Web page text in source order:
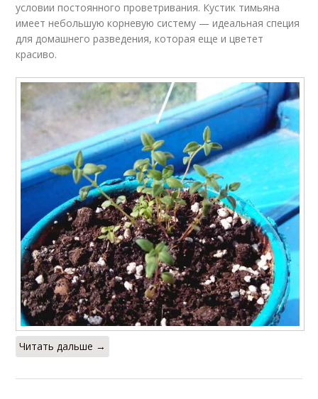
условии постоянного проветривания. Кустик тимьяна
имеет небольшую корневую систему — идеальная специя
для домашнего разведения, которая еще и цветет
красиво.
Читать дальше →